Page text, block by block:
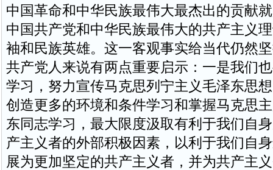
中国革命和中华民族最伟大最杰出的贡献
中国共产党和中华民族最伟大的共产主义
袖和民族英雄。这一客观事实给当代仍然
共产党人来说有两点重要启示：一是我们
学习，努力宣传马克思列宁主义毛泽东思
创造更多的环境和条件学习和掌握马克思
东同志学习，最大限度汲取有利于我们自
产主义者的外部积极因素，以利于我们自
展为更加坚定的共产主义者，并为共产主